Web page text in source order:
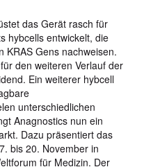
das Gerät rasch für
hybcells entwickelt, die
KRAS Gens nachweisen.
den weiteren Verlauf der
Ein weiterer hybcell
unterschiedlichen
Anagnostics nun ein
Dazu präsentiert das
bis 20. November in
für Medizin. Der